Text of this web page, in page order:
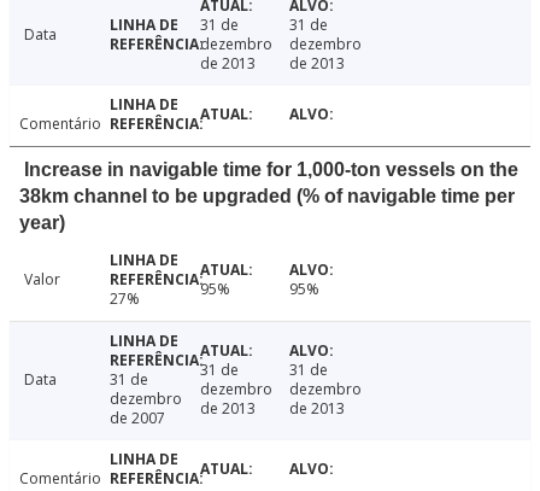
Data
31 de
dezembro
de 2013
31 de
dezembro
de 2013
Comentário
Increase in navigable time for 1,000-ton vessels on the
38km channel to be upgraded (% of navigable time per
year)
Valor
27%
95% 95%
Data
31 de
dezembro
de 2007
31 de
dezembro
de 2013
31 de
dezembro
de 2013
Comentário